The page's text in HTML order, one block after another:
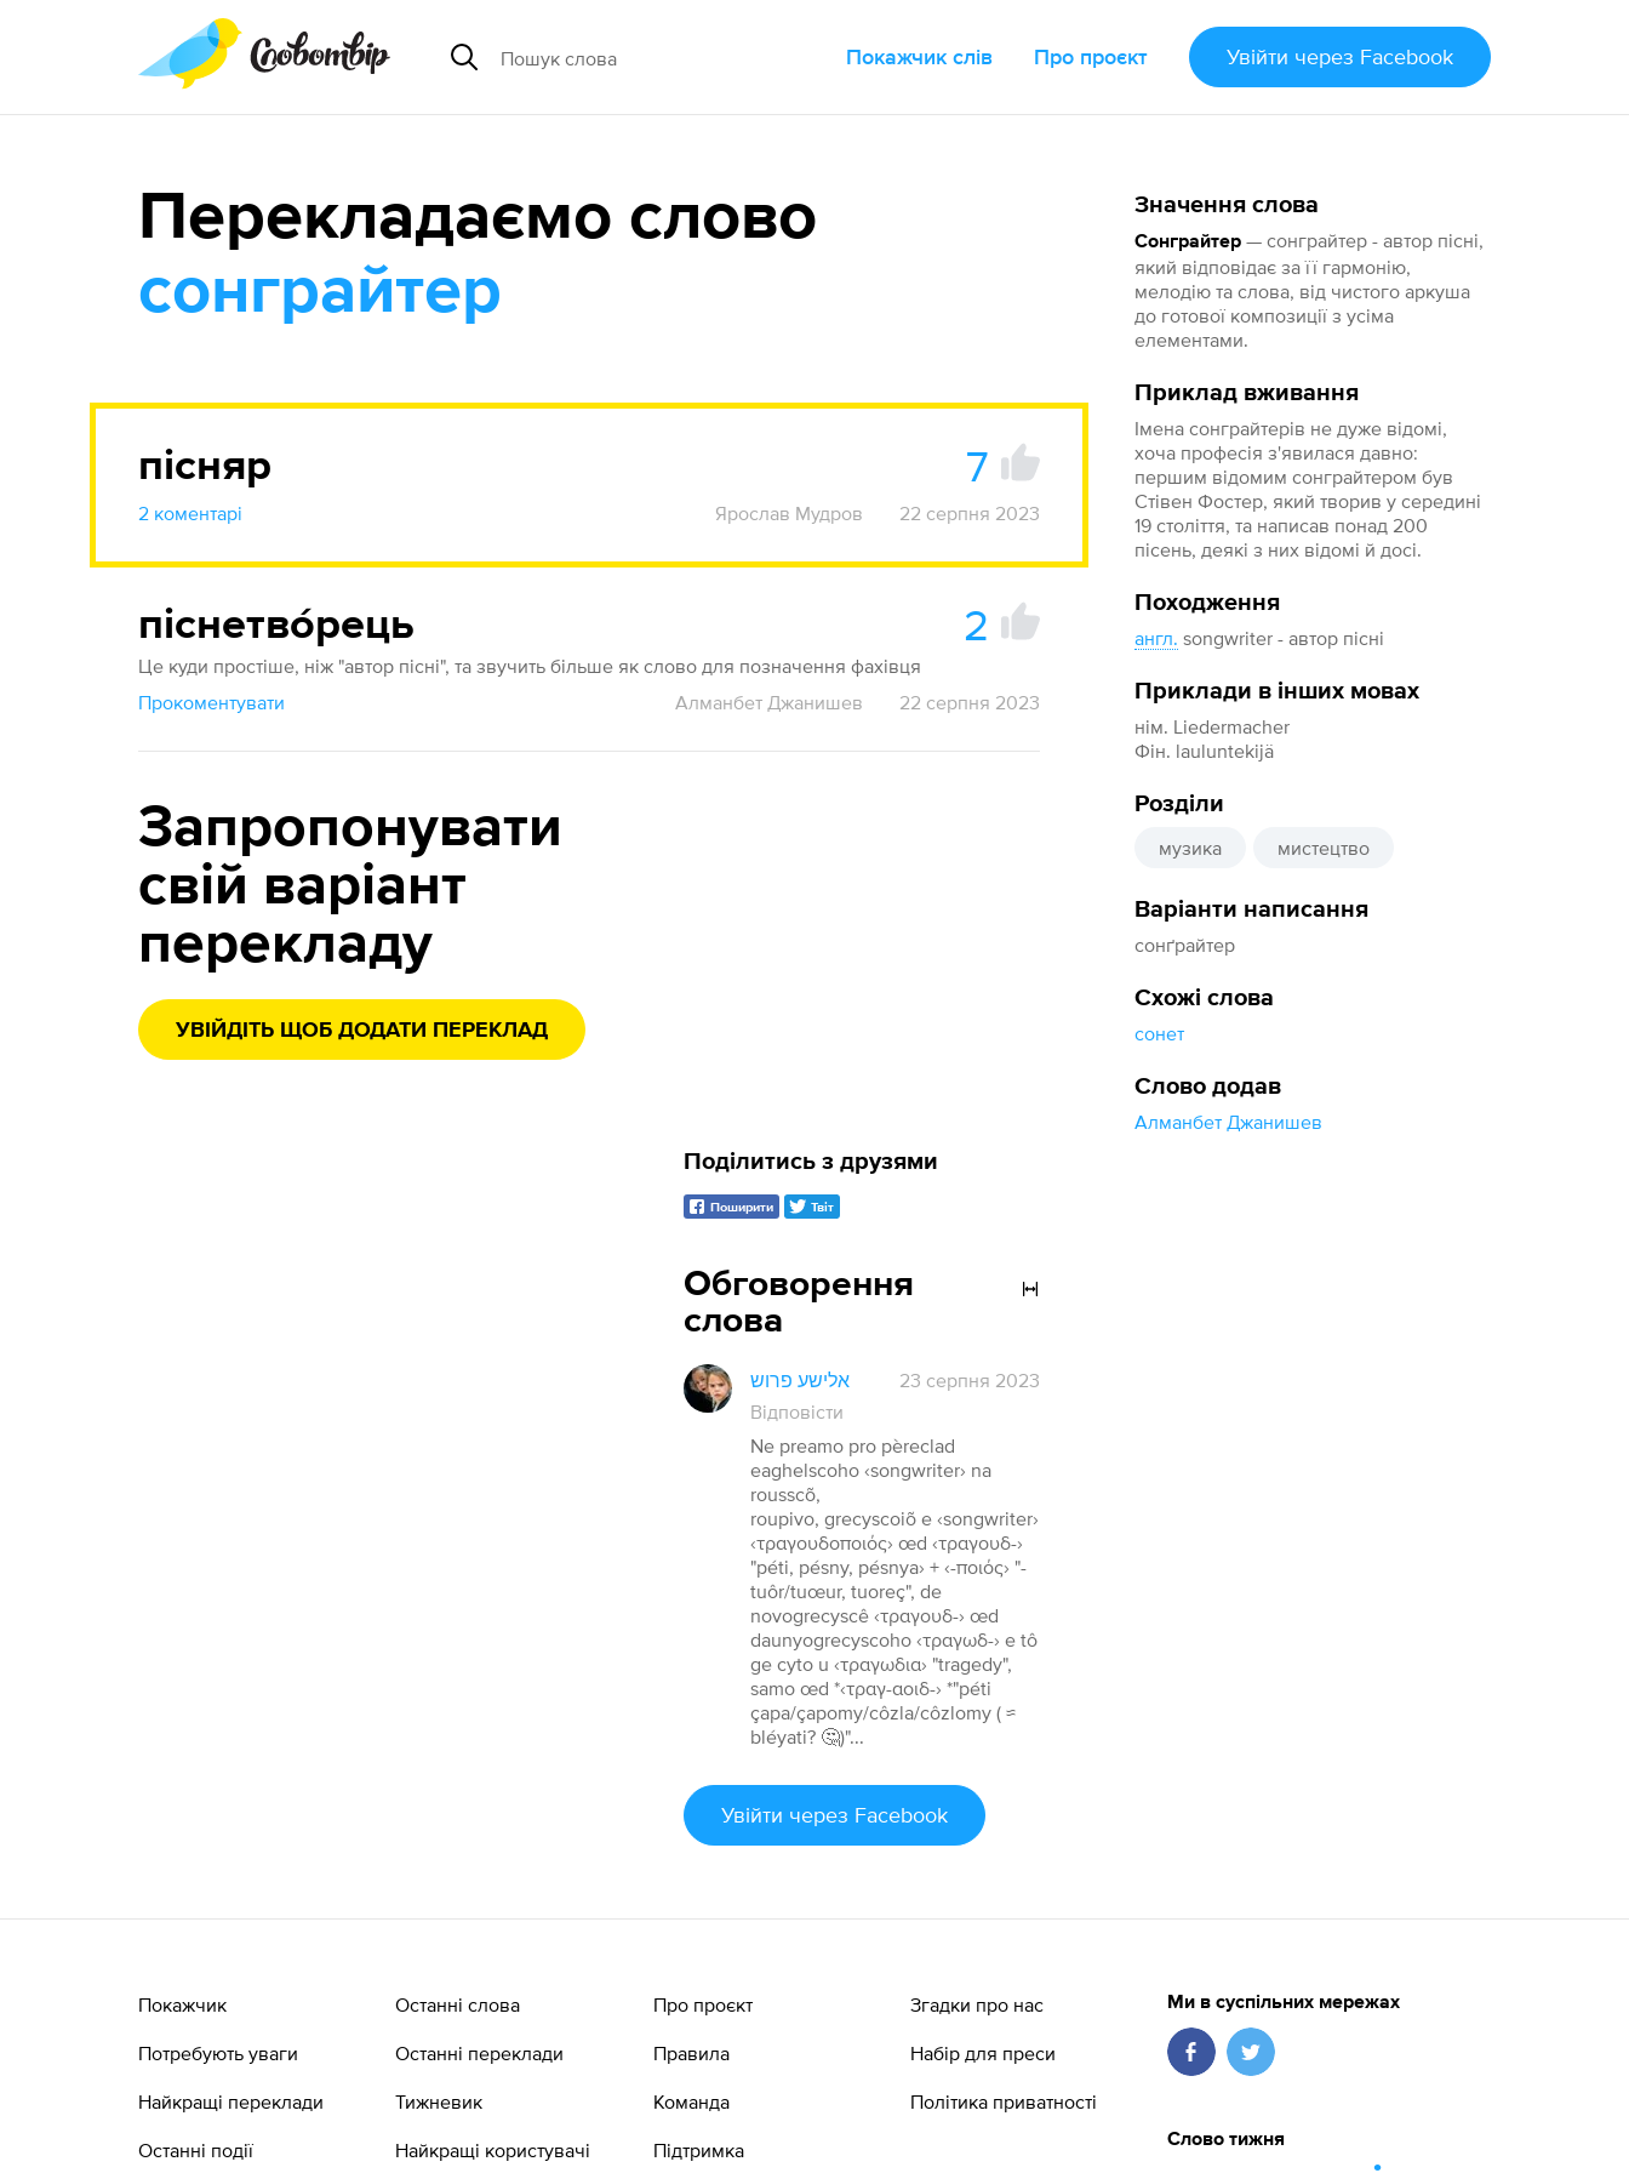
Покажчик слів Про проєкт Увійти через Facebook
Значення слова
Сонграйтер — сонграйтер - автор пісні,
який відповідає за її гармонію,
мелодію та слова, від чистого аркуша
до готової композиції з усіма
елементами.
Приклад вживання
Імена сонграйтерів не дуже відомі,
хоча професія з'явилася давно:
першим відомим сонграйтером був
Стівен Фостер, який творив у середині
19 століття, та написав понад 200
пісень, деякі з них відомі й досі.
Походження
англ. songwriter - автор пісні
Приклади в інших мовах
нім. Liedermacher
Фін. lauluntekijä
Розділи
музика мистецтво
Варіанти написання
сонґрайтер
Схожі слова
сонет
Слово додав
Алманбет Джанишев
Перекладаємо слово
сонграйтер
пісняр 7
2 коментарі Ярослав Мудров 22 серпня 2023
піснетво́рець 2
Це куди простіше, ніж "автор пісні", та звучить більше як слово для позначення фахівця
Прокоментувати
Алманбет Джанишев 22 серпня 2023
Запропонувати
свій варіант
перекладу
УВІЙДІТЬ ЩОБ ДОДАТИ ПЕРЕКЛАД
Обговорення
слова
אלישע פרוש
23 серпня 2023
Відповісти
Ne preamo pro pèreclad
eaghelscoho ‹songwriter› na
rousscõ,
roupivo, grecyscoiõ e ‹songwriter›
‹τραγουδοποιός› œd ‹τραγουδ-›
"péti, pésny, pésnya› + ‹-ποιός› "-
tuôr/tuœur, tuoreç", de
novogrecyscê ‹τραγουδ-› œd
daunyogrecyscoho ‹τραγωδ-› e tô
ge cyto u ‹τραγωδια› "tragedy",
samo œd *‹τραγ-αοιδ-› *"péti
çapa/çapomy/côzla/côzlomy ( ≈
bléyati? 🤔)"...
Увійти через Facebook
Поділитись з друзями
Поширити Твіт
Покажчик
Потребують уваги
Найкращі переклади
Останні події
Останні слова
Останні переклади
Тижневик
Найкращі користувачі
Про проєкт
Правила
Команда
Підтримка
Згадки про нас
Набір для преси
Політика приватності
Ми в суспільних мережах
Слово тижня